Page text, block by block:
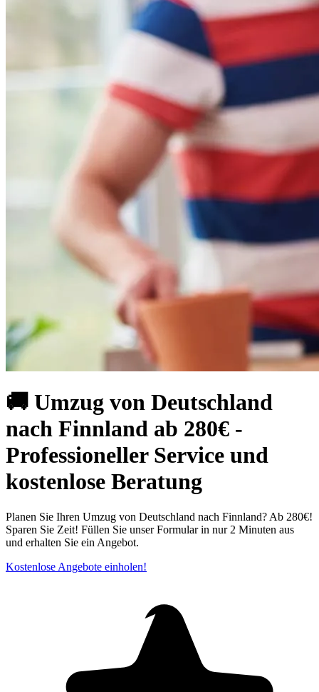
🚚 Umzug von Deutschland
nach Finnland ab 280€ -
Professioneller Service und
kostenlose Beratung
Planen Sie Ihren Umzug von Deutschland nach Finnland? Ab 280€!
Sparen Sie Zeit! Füllen Sie unser Formular in nur 2 Minuten aus
und erhalten Sie ein Angebot.
Kostenlose Angebote einholen!